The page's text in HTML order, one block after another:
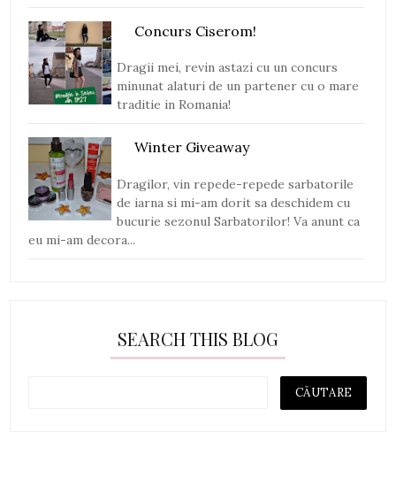
Concurs Ciserom!
Dragii mei, revin astazi cu un concurs
minunat alaturi de un partener cu o mare
traditie in Romania!
Winter Giveaway
Dragilor, vin repede-repede sarbatorile
de iarna si mi-am dorit sa deschidem cu
bucurie sezonul Sarbatorilor! Va anunt ca
eu mi-am decora...
SEARCH THIS BLOG